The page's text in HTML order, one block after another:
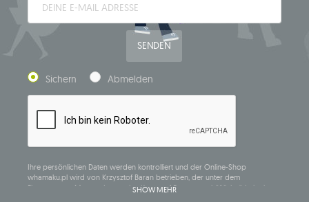
SENDEN
Sichern Abmelden
Ihre persönlichen Daten werden kontrolliert und der Online-Shop
whamaku.pl wird von Krzysztof Baran betrieben, der unter dem
Firmennamen Mouton Interactive Krzysztof Baran geschäftlich tätig ist, in
SHOW MEHR